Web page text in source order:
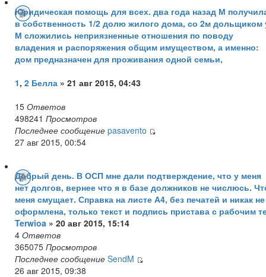
Юридическая помощь для всех. два года назад М
в собственность 1/2 долю жилого дома, со 2м дольщиком
М сложились неприязненные отношения по поводу
владения и распоряжения общим имуществом, а именно:
дом предназначен для проживания одной семьи,
1, 2 Белла » 21 авг 2015, 04:43
15 Ответов
498241 Просмотров
Последнее сообщение pasavento
27 авг 2015, 00:54
Добрый день. В ОСП мне дали подтверждение, что у меня
нет долгов, вернее что я в базе должников не числюсь.
меня смущает. Справка на листе А4, без печатей и никак не
оформлена, только текст и подпись пристава с рабочим
Terwioa » 20 авг 2015, 15:14
4 Ответов
365075 Просмотров
Последнее сообщение SendM
26 авг 2015, 09:38